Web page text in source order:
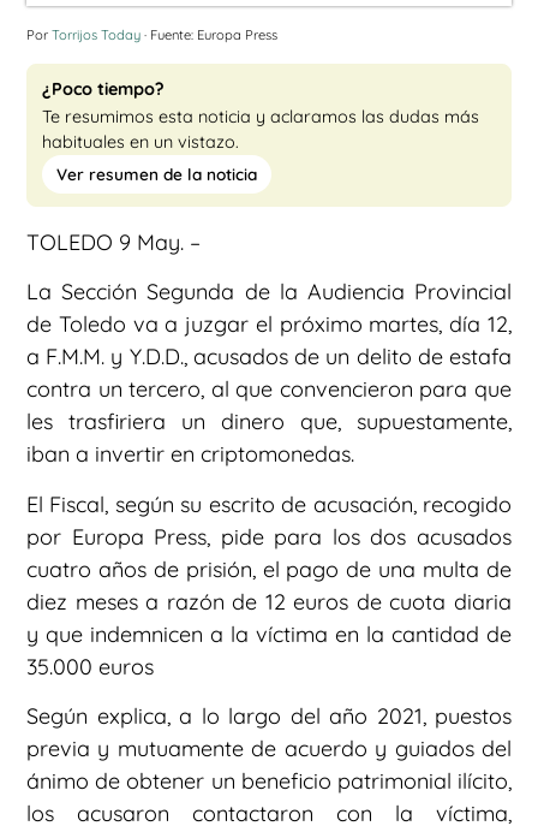
Por Torrijos Today · Fuente: Europa Press
¿Poco tiempo?
Te resumimos esta noticia y aclaramos las dudas más
habituales en un vistazo.
Ver resumen de la noticia
TOLEDO 9 May. –
La Sección Segunda de la Audiencia Provincial
de Toledo va a juzgar el próximo martes, día 12,
a F.M.M. y Y.D.D., acusados de un delito de estafa
contra un tercero, al que convencieron para que
les trasfiriera un dinero que, supuestamente,
iban a invertir en criptomonedas.
El Fiscal, según su escrito de acusación, recogido
por Europa Press, pide para los dos acusados
cuatro años de prisión, el pago de una multa de
diez meses a razón de 12 euros de cuota diaria
y que indemnicen a la víctima en la cantidad de
35.000 euros
Según explica, a lo largo del año 2021, puestos
previa y mutuamente de acuerdo y guiados del
ánimo de obtener un beneficio patrimonial ilícito,
los acusaron contactaron con la víctima,